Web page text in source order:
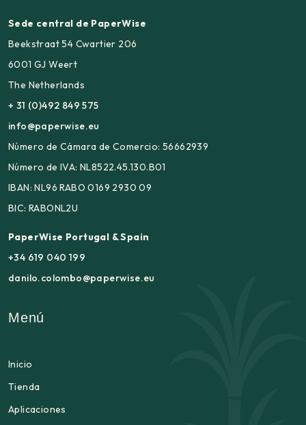
Sede central de PaperWise
Beekstraat 54 Cwartier 206
6001 GJ Weert
The Netherlands
+ 31 (0)492 849 575
info@paperwise.eu
Número de Cámara de Comercio: 56662939
Número de IVA: NL8522.45.130.B01
IBAN: NL96 RABO 0169 2930 09
BIC: RABONL2U
PaperWise Portugal & Spain
+34 619 040 199
danilo.colombo@paperwise.eu
Menú
Inicio
Tienda
Aplicaciones